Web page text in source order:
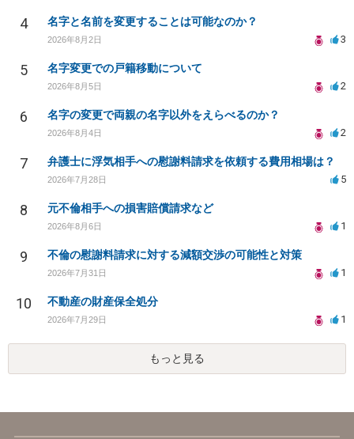
4 名字と名前を変更することは可能なのか？
2026年8月2日 3
5 名字変更での戸籍移動について
2026年8月5日 2
6 名字の変更で両親の名字以外をえらべるのか？
2026年8月4日 2
7 弁護士に浮気相手への慰謝料請求を依頼する費用相場は？
2026年7月28日 5
8 元不倫相手への損害賠償請求など
2026年8月6日 1
9 不倫の慰謝料請求に対する減額交渉の可能性と対策
2026年7月31日 1
10 不動産の財産保全処分
2026年7月29日 1
もっと見る